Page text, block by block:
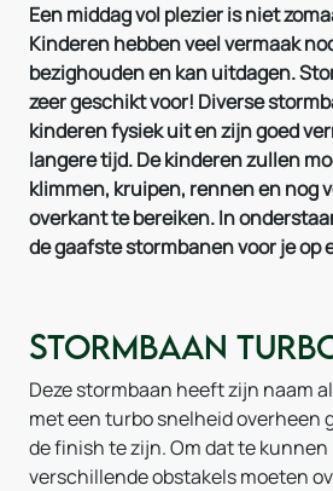
Een middag vol plezier is niet
Kinderen hebben veel vermaak
bezighouden en kan uitdagen.
zeer geschikt voor! Diverse
kinderen fysiek uit en zijn goed
langere tijd. De kinderen zullen
klimmen, kruipen, rennen en nog
overkant te bereiken. In
de gaafste stormbanen voor je op
Stormbaan
Deze stormbaan heeft zijn naam
met een turbo snelheid overheen
de finish te zijn. Om dat te
verschillende obstakels moeten